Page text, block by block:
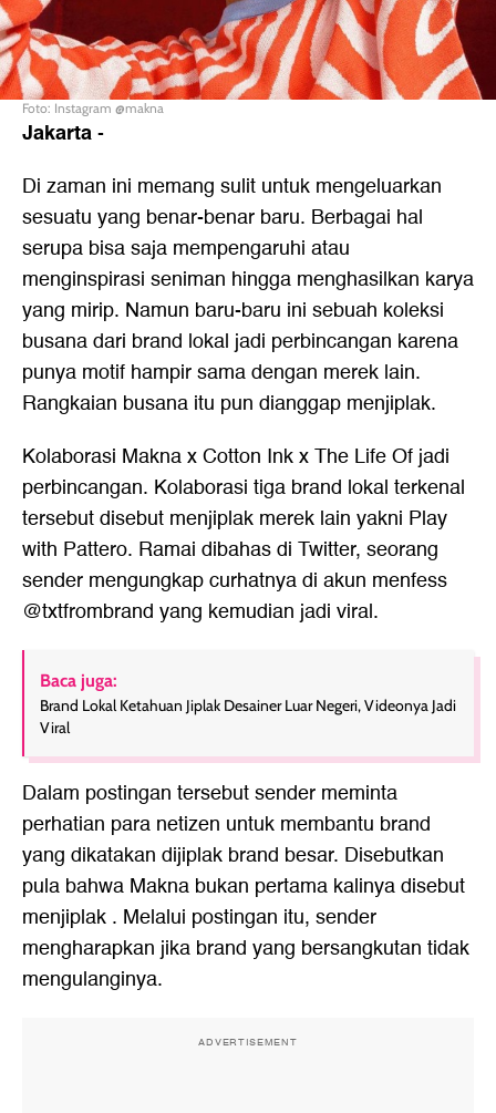
Foto: Instagram @makna
Jakarta-
Di zaman ini memang sulit untuk mengeluarkan
sesuatu yang benar-benar baru. Berbagai hal
serupa bisa saja mempengaruhi atau
menginspirasi seniman hingga menghasilkan karya
yang mirip. Namun baru-baru ini sebuah koleksi
busana dari brand lokal jadi perbincangan karena
punya motif hampir sama dengan merek lain.
Rangkaian busana itu pun dianggap menjiplak.
Kolaborasi Makna x Cotton Ink x The Life Of jadi
perbincangan. Kolaborasi tiga brand lokal terkenal
tersebut disebut menjiplak merek lain yakni Play
with Pattero. Ramai dibahas di Twitter, seorang
sender mengungkap curhatnya di akun menfess
@txtfrombrand yang kemudian jadi viral.
Baca juga:
Brand Lokal Ketahuan Jiplak Desainer Luar Negeri, Videonya Jadi
Viral
Dalam postingan tersebut sender meminta
perhatian para netizen untuk membantu brand
yang dikatakan dijiplak brand besar. Disebutkan
pula bahwa Makna bukan pertama kalinya disebut
menjiplak . Melalui postingan itu, sender
mengharapkan jika brand yang bersangkutan tidak
mengulanginya.
ADVERTISEMENT